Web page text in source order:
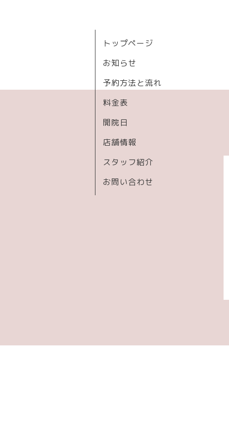
トップページ
お知らせ
予約方法と流れ
料金表
開院日
店舗情報
スタッフ紹介
お問い合わせ